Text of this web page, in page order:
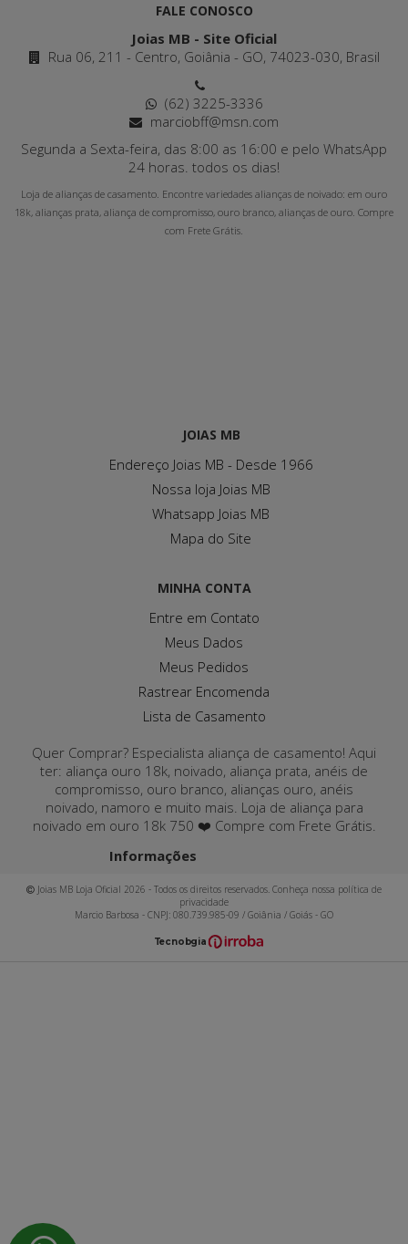
JOIAS MB
Endereço Joias MB - Desde 1966
Nossa loja Joias MB
Whatsapp Joias MB
Mapa do Site
MINHA CONTA
Entre em Contato
Meus Dados
Meus Pedidos
Rastrear Encomenda
Lista de Casamento
FALE CONOSCO
Joias MB - Site Oficial
Rua 06, 211 - Centro, Goiânia - GO, 74023-030, Brasil
(62) 3225-3336
marciobff@msn.com
Segunda a Sexta-feira, das 8:00 as 16:00 e pelo WhatsApp
24 horas. todos os dias!
Loja de alianças de casamento. Encontre variedades alianças de noivado: em ouro
18k, alianças prata, aliança de compromisso, ouro branco, alianças de ouro. Compre
com Frete Grátis.
Quer Comprar? Especialista aliança de casamento! Aqui
ter: aliança ouro 18k, noivado, aliança prata, anéis de
compromisso, ouro branco, alianças ouro, anéis
noivado, namoro e muito mais. Loja de aliança para
noivado em ouro 18k 750 ❤️ Compre com Frete Grátis.
Informações
Joias MB Loja Oficial 2026 - Todos os direitos reservados. Conheça nossa política de
privacidade
Marcio Barbosa - CNPJ: 080.739.985-09 / Goiânia / Goiás - GO
Tecnologia